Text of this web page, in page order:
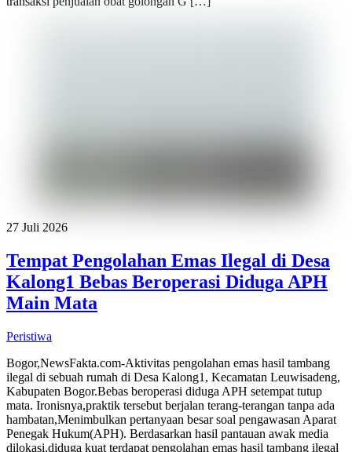
27 Juli 2026
Tempat Pengolahan Emas Ilegal di Desa
Kalong1 Bebas Beroperasi Diduga APH
Main Mata
Peristiwa
Bogor,NewsFakta.com-Aktivitas pengolahan emas hasil tambang
ilegal di sebuah rumah di Desa Kalong1, Kecamatan Leuwisadeng,
Kabupaten Bogor.Bebas beroperasi diduga APH setempat tutup
mata. Ironisnya,praktik tersebut berjalan terang-terangan tanpa ada
hambatan,Menimbulkan pertanyaan besar soal pengawasan Aparat
Penegak Hukum(APH). Berdasarkan hasil pantauan awak media
dilokasi,diduga kuat terdapat pengolahan emas hasil tambang ilegal